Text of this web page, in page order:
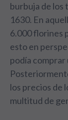
burbuja de los
1630. En
6.000 florines
esto en
podía
los precios de
multitud de